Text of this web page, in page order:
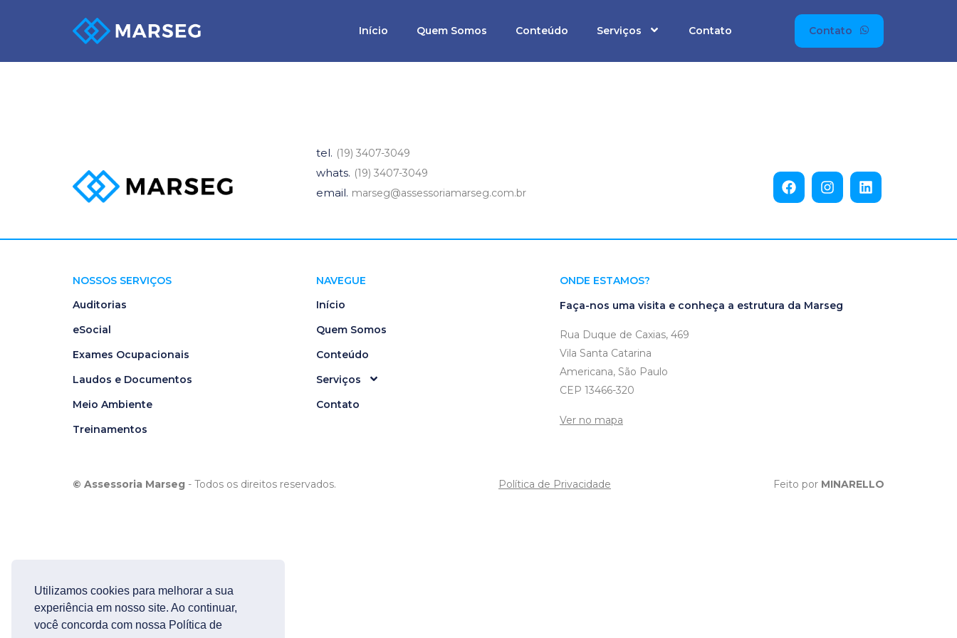
Início Quem Somos Conteúdo Serviços Contato Contato
tel. (19) 3407-3049
whats. (19) 3407-3049
email. marseg@assessoriamarseg.com.br
NOSSOS SERVIÇOS
Auditorias
eSocial
Exames Ocupacionais
Laudos e Documentos
Meio Ambiente
Treinamentos
NAVEGUE
Início
Quem Somos
Conteúdo
Serviços
Contato
ONDE ESTAMOS?
Faça-nos uma visita e conheça a estrutura da Marseg
Rua Duque de Caxias, 469
Vila Santa Catarina
Americana, São Paulo
CEP 13466-320
Ver no mapa
© Assessoria Marseg - Todos os direitos reservados. Política de Privacidade Feito por MINARELLO
Utilizamos cookies para melhorar a sua
experiência em nosso site. Ao continuar,
você concorda com nossa Política de